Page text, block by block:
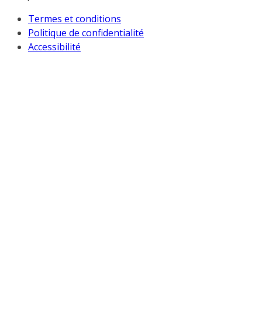
Termes et conditions
Politique de confidentialité
Accessibilité